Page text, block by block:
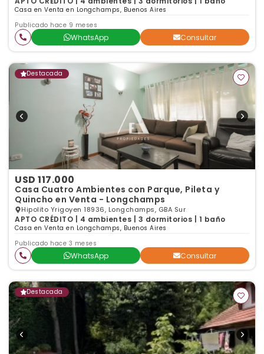
Casa en Venta en Longchamps, Buenos Aires
Publicado hace 9 meses
WhatsApp Consultar
Destacada
USD 117.000
Casa Cuatro Ambientes con Parque, Pileta y
Quincho en Venta - Longchamps
Hipolito Yrigoyen 18936, Longchamps, GBA Sur
APTO CRÉDITO | 4 ambientes | 3 dormitorios | 1 baño
Casa en Venta en Longchamps, Buenos Aires
Publicado hace 3 meses
WhatsApp Consultar
Destacada